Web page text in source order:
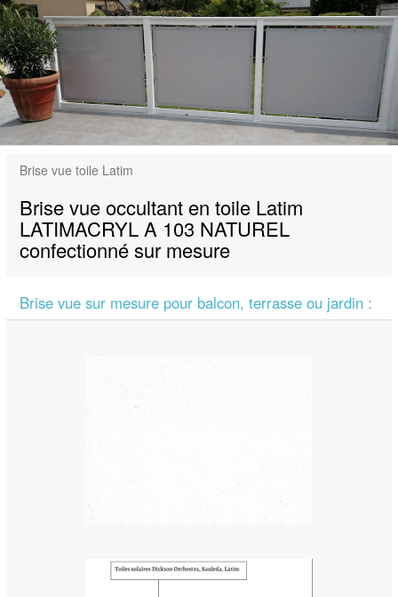
Brise vue toile Latim
Brise vue occultant en toile Latim
LATIMACRYL A 103 NATUREL
confectionné sur mesure
Brise vue sur mesure pour balcon, terrasse ou jardin :